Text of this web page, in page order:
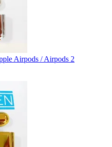
Airpods / Airpods 2